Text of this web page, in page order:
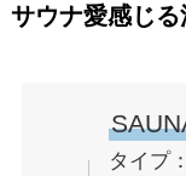
サウナ愛感じ
タイプ